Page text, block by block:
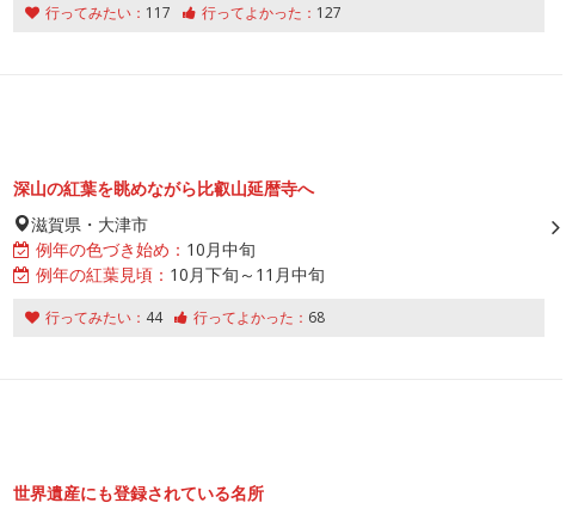
行ってみたい： 117 行ってよかった： 127
深山の紅葉を眺めながら比叡山延暦寺へ
滋賀県・大津市
例年の色づき始め： 10月中旬
例年の紅葉見頃： 10月下旬～11月中旬
行ってみたい： 44 行ってよかった： 68
世界遺産にも登録されている名所